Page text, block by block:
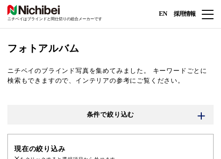
ニチベイはブラインドと間仕切りの総合メーカーです
EN 採用情報
フォトアルバム
ニチベイのブラインド写真を集めてみました。
キーワードごとに
検索もできますので、インテリアの参考にご覧ください。
条件で絞り込む
現在の絞り込み